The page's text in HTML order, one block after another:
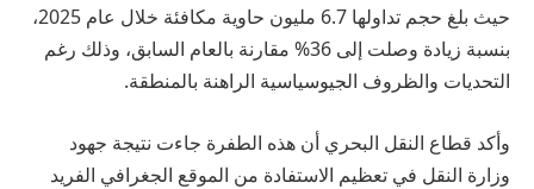
حيث بلغ حجم تداولها 6.7 مليون حاوية مكافئة خلال عام 2025،
بنسبة زيادة وصلت إلى 36% مقارنة بالعام السابق، وذلك رغم
التحديات والظروف الجيوسياسية الراهنة بالمنطقة.
وأكد قطاع النقل البحري أن هذه الطفرة جاءت نتيجة جهود
وزارة النقل في تعظيم الاستفادة من الموقع الجغرافي الفريد